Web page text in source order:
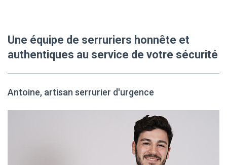
Une équipe de serruriers honnête et
authentiques au service de votre sécurité
Antoine, artisan serrurier d'urgence